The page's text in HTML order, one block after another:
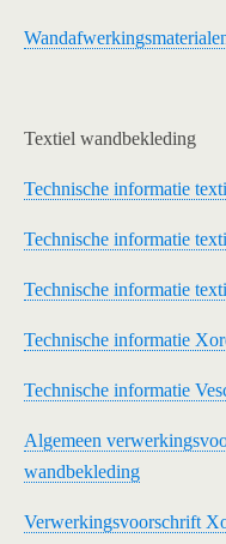
Textiel wandbekleding
Technische informatie
Technische informatie
Technische informatie
Technische informatie
Technische informatie
Algemeen
wandbekleding
Verwerkingsvoorschrift